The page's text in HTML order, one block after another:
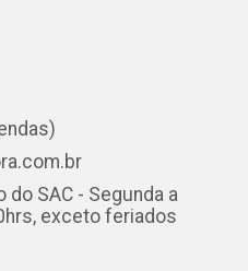
do SAC - Segunda a
exceto feriados